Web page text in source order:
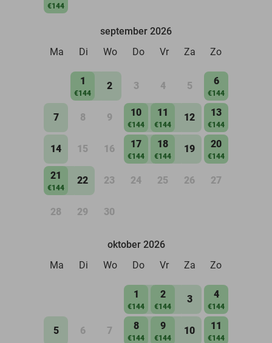
€144
september 2026
Ma
Di Wo Do Vr Za Zo
1
€144
2 3 4 5 6
€144
7 8 9 10
€144
11
€144
12 13
€144
14 15 16 17
€144
18
€144
19 20
€144
21
€144
22 23 24 25 26 27
28 29 30
oktober 2026
Ma
Di Wo Do Vr Za Zo
1
€144
2
€144
3 4
€144
5 6 7 8
€144
9
€144
10 11
€144